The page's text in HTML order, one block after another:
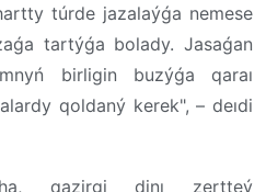
túrde jazalaýǵa nemese
tartýǵa bolady. Jasaǵan
birligin buzýǵa qaraı
qoldaný kerek", – deıdi
qazirgi dinı zertteý